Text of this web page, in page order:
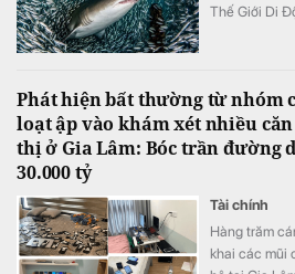
Thế Giới Di
Phát hiện bất thường từ nhóm
loạt ập vào khám xét nhiều
thị ở Gia Lâm: Bóc trần đường
30.000 tỷ
Tài chính
Hàng trăm
khai các mũi